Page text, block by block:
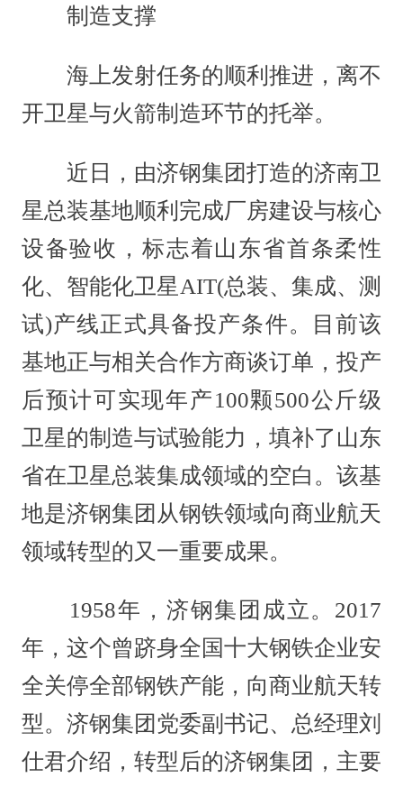
制造支撑
海上发射任务的顺利推进，离不
开卫星与火箭制造环节的托举。
近日，由济钢集团打造的济南卫
星总装基地顺利完成厂房建设与核心
设备验收，标志着山东省首条柔性
化、智能化卫星AIT(总装、集成、测
试)产线正式具备投产条件。目前该
基地正与相关合作方商谈订单，投产
后预计可实现年产100颗500公斤级
卫星的制造与试验能力，填补了山东
省在卫星总装集成领域的空白。该基
地是济钢集团从钢铁领域向商业航天
领域转型的又一重要成果。
1958年，济钢集团成立。2017
年，这个曾跻身全国十大钢铁企业安
全关停全部钢铁产能，向商业航天转
型。济钢集团党委副书记、总经理刘
仕君介绍，转型后的济钢集团，主要